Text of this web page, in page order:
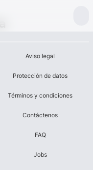
Aviso legal
Protección de datos
Términos y condiciones
Contáctenos
FAQ
Jobs